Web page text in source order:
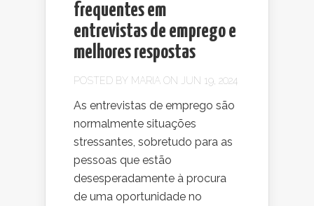
frequentes em
entrevistas de emprego e
melhores respostas
POSTED BY MARIA ON JUN 19, 2024
As entrevistas de emprego são
normalmente situações
stressantes, sobretudo para as
pessoas que estão
desesperadamente à procura
de uma oportunidade no